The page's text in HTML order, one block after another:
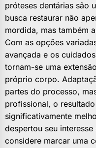
próteses dentárias são
busca restaurar não
mordida, mas também
Com as opções
avançada e os
tornam-se uma
próprio corpo.
partes do processo,
profissional, o
significativamente
despertou seu
considere marcar uma